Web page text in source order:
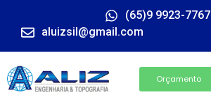
(65)9 9923-7767
aluizsil@gmail.com
Orçamento